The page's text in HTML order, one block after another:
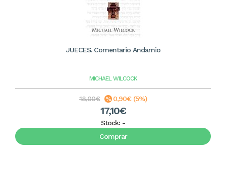
JUECES. Comentario Andamio
MICHAEL WILCOCK
18,00€ 0,90€ (5%)
17,10€
Stock: -
Comprar